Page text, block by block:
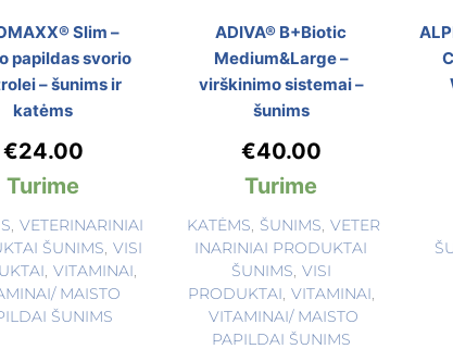
Slim –
papildas svorio
– šunims ir
katėms
€24.00
Turime
VETERINARINIAI
ŠUNIMS VISI
VITAMINAI
MAISTO
ŠUNIMS
ADIVA® B+Biotic
Medium&Large –
virškinimo sistemai –
šunims
€40.00
Turime
KATĖMS ŠUNIMS VETER
INARINIAI PRODUKTAI
ŠUNIMS VISI
PRODUKTAI VITAMINAI
VITAMINAI/ MAISTO
PAPILDAI ŠUNIMS